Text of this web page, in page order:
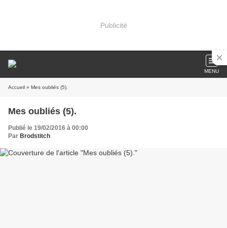
Publicité
MENU
Accueil » Mes oubliés (5).
Mes oubliés (5).
Publié le 19/02/2016 à 00:00
Par Brodstitch